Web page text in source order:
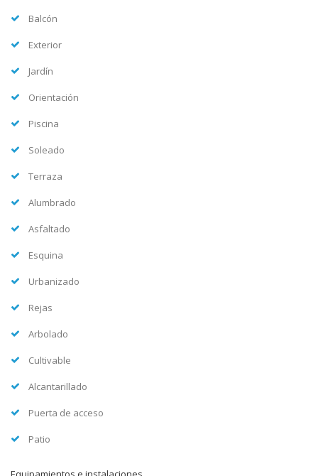
Balcón
Exterior
Jardín
Orientación
Piscina
Soleado
Terraza
Alumbrado
Asfaltado
Esquina
Urbanizado
Rejas
Arbolado
Cultivable
Alcantarillado
Puerta de acceso
Patio